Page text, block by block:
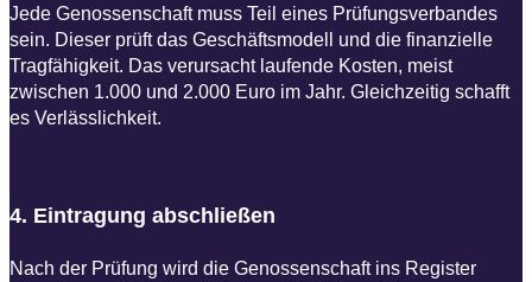
Jede Genossenschaft muss Teil eines Prüfungsverbandes
sein. Dieser prüft das Geschäftsmodell und die finanzielle
Tragfähigkeit. Das verursacht laufende Kosten, meist
zwischen 1.000 und 2.000 Euro im Jahr. Gleichzeitig schafft
es Verlässlichkeit.
4. Eintragung abschließen​
Nach der Prüfung wird die Genossenschaft ins Register